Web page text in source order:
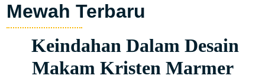
Mewah Terbaru
Keindahan Dalam Desain
Makam Kristen Marmer